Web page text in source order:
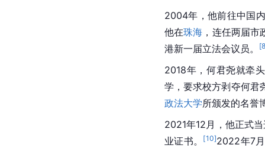
2004年，他前往中国
他在珠海 ，连任两届市
港新一届立法会议员。
[
2018年，何君尧就牵
学，要求校方剥夺何君
政法大学所颁发的名誉
2021年12月，他正式
业证书。
[10]2022年7